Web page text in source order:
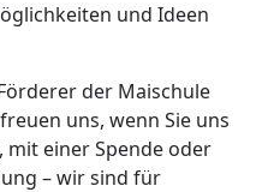
und Ideen
der Maischule
uns, wenn Sie uns
mit einer Spende oder
– wir sind für